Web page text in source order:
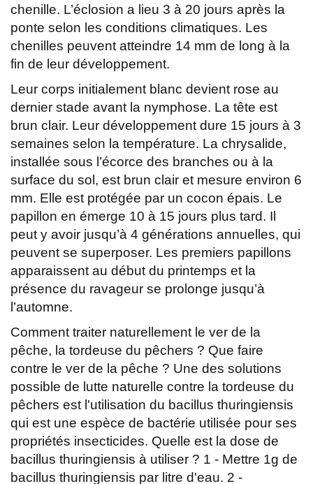
chenille. L’éclosion a lieu 3 à 20 jours après la
ponte selon les conditions climatiques. Les
chenilles peuvent atteindre 14 mm de long à la
fin de leur développement.
Leur corps initialement blanc devient rose au
dernier stade avant la nymphose. La tête est
brun clair. Leur développement dure 15 jours à 3
semaines selon la température. La chrysalide,
installée sous l’écorce des branches ou à la
surface du sol, est brun clair et mesure environ 6
mm. Elle est protégée par un cocon épais. Le
papillon en émerge 10 à 15 jours plus tard. Il
peut y avoir jusqu’à 4 générations annuelles, qui
peuvent se superposer. Les premiers papillons
apparaissent au début du printemps et la
présence du ravageur se prolonge jusqu’à
l’automne.
Comment traiter naturellement le ver de la
pêche, la tordeuse du pêchers ? Que faire
contre le ver de la pêche ? Une des solutions
possible de lutte naturelle contre la tordeuse du
pêchers est l'utilisation du bacillus thuringiensis
qui est une espèce de bactérie utilisée pour ses
propriétés insecticides. Quelle est la dose de
bacillus thuringiensis à utiliser ? 1 - Mettre 1g de
bacillus thuringiensis par litre d'eau. 2 -